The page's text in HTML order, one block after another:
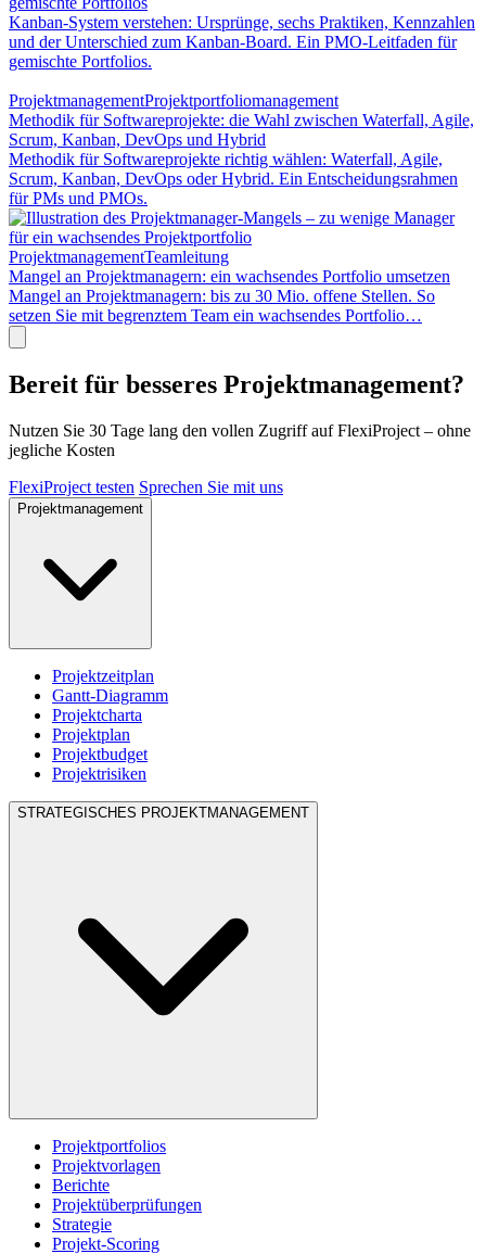
Kanban-System verstehen: Ursprünge, sechs Praktiken, Kennzahlen
und der Unterschied zum Kanban-Board. Ein PMO-Leitfaden für
gemischte Portfolios.
ProjektmanagementProjektportfoliomanagement
Methodik für Softwareprojekte: die Wahl zwischen Waterfall, Agile,
Scrum, Kanban, DevOps und Hybrid
Methodik für Softwareprojekte richtig wählen: Waterfall, Agile,
Scrum, Kanban, DevOps oder Hybrid. Ein Entscheidungsrahmen
für PMs und PMOs.
ProjektmanagementTeamleitung
Mangel an Projektmanagern: ein wachsendes Portfolio umsetzen
Mangel an Projektmanagern: bis zu 30 Mio. offene Stellen. So
setzen Sie mit begrenztem Team ein wachsendes Portfolio…
Bereit für besseres Projektmanagement?
Nutzen Sie 30 Tage lang den vollen Zugriff auf FlexiProject – ohne
jegliche Kosten
FlexiProject testen Sprechen Sie mit uns
Projektmanagement
Projektzeitplan
Gantt-Diagramm
Projektcharta
Projektplan
Projektbudget
Projektrisiken
STRATEGISCHES PROJEKTMANAGEMENT
Projektportfolios
Projektvorlagen
Berichte
Projektüberprüfungen
Strategie
Projekt-Scoring